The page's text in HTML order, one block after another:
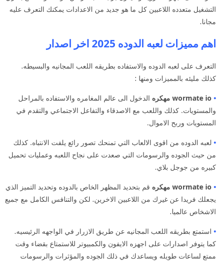
التشغيل متعدده اللاعبين كل ما هو جديد من الاعدادات يمكنك التعرف عليه
مجانا.
اهم مميزات لعبه الدوده 2025 اخر اصدار
التعرف على لعبه الدوده والاستفاده بطريقه اللعب المجانيه والبسيطه.
كذلك مليئه بالمميزات ومنها :
• wormate io مهكره
الدخول الى عالم المغامره والاستفاده بالمراحل
والمستويات. كذلك واللعب مع الاصدقاء والتفاعل الاجتماعي والتقدم في
المستويات وربح الاموال.
• لعبه الدوده من اقوى الالعاب التي تمنحك تصور رائع يلفت الانتباه. كذلك
من حيث الجوده والرسومات التي صعدت على نجاح اللعبه وعمليات تحميل
كبيره من جوجل بلاي.
• wormate io مهكره
قم بتحديد المظهر الخاص بالدوده وتحديد التميز الذي
يجعلك فريدا عن غيرك من اللاعبين الاخرين. لكن والتنافس الكامل مع جميع
الاشخاص عالميا.
• استمتع بطريقه اللعب المجانيه عن طريق الازرار في الواجهه الرئيسيه.
كما يتوفر اصدارات على اجهزه الايفون والكمبيوتر للاستمتاع بقضاء وقت
ممتع لساعات طويله ويساعدك في ذلك الجوده والمؤثرات والرسومات